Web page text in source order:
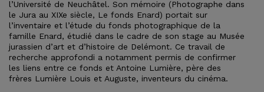
l’Université de Neuchâtel. Son mémoire (Photographe dans
le Jura au XIXe siècle, Le fonds Enard) portait sur
l’inventaire et l’étude du fonds photographique de la
famille Enard, étudié dans le cadre de son stage au Musée
jurassien d’art et d’histoire de Delémont. Ce travail de
recherche approfondi a notamment permis de confirmer
les liens entre ce fonds et Antoine Lumière, père des
frères Lumière Louis et Auguste, inventeurs du cinéma.